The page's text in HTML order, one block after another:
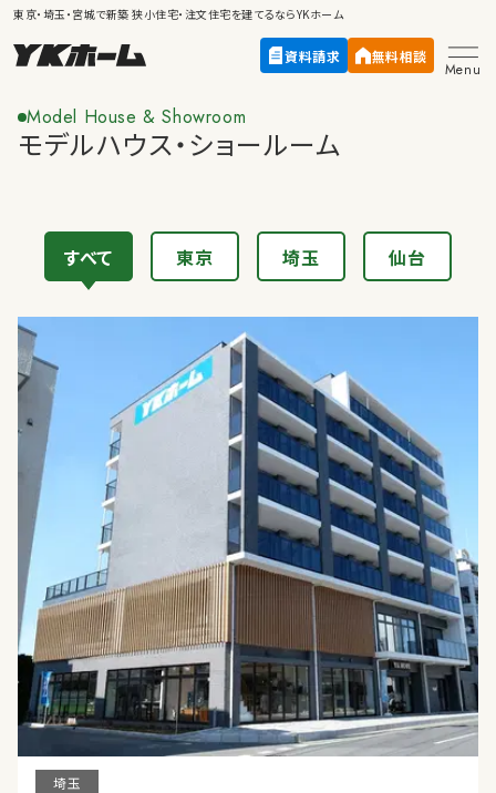
東京・埼玉・宮城で新築 狭小住宅・注文住宅を建てるならYKホーム
資料請求 無料相談
Menu
Model House & Showroom
モデルハウス・ショールーム
すべて 東京 埼玉 仙台
埼玉